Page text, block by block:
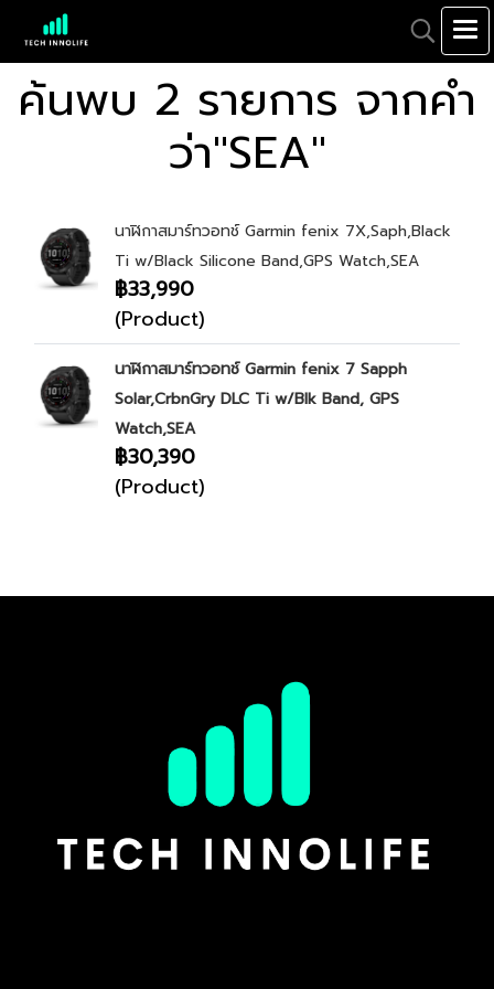
ค้นพบ 2 รายการ จากคำ
ว่า"SEA"
นาฬิกาสมาร์ทวอทช์ Garmin fenix 7X,Saph,Black
Ti w/Black Silicone Band,GPS Watch,SEA
฿33,990
(Product)
นาฬิกาสมาร์ทวอทช์ Garmin fenix 7 Sapph
Solar,CrbnGry DLC Ti w/Blk Band, GPS
Watch,SEA
฿30,390
(Product)